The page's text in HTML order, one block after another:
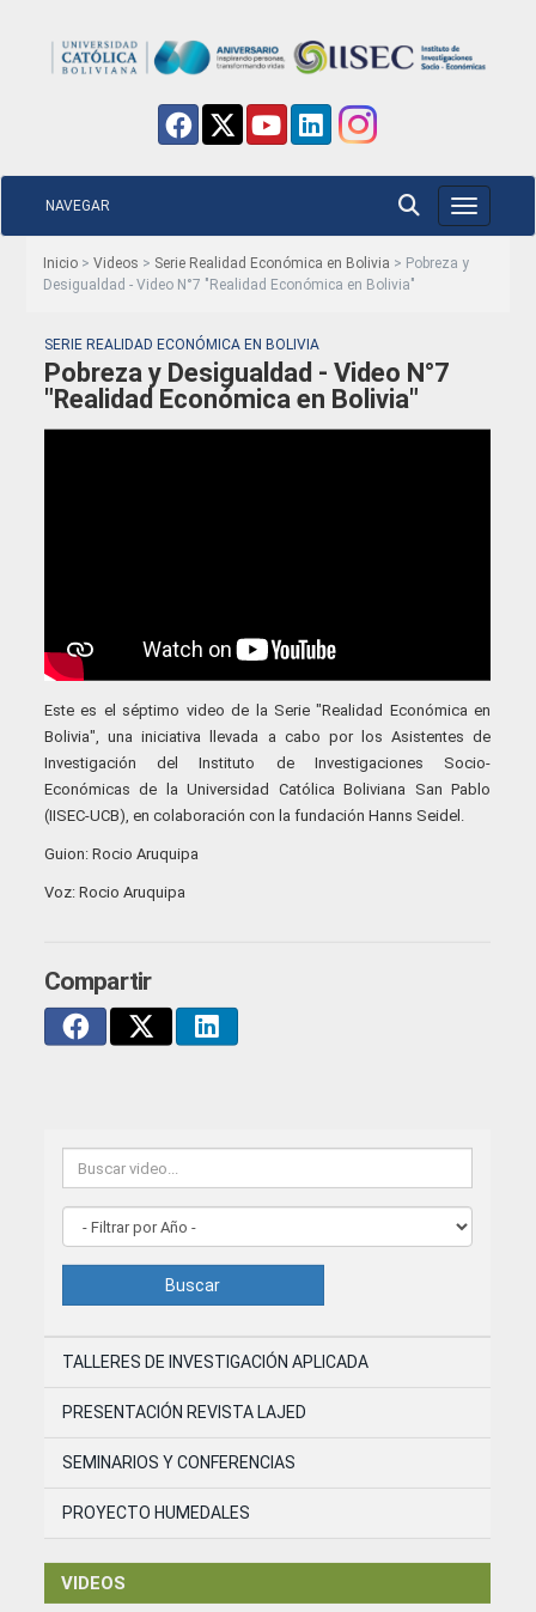
Toggle
NAVEGAR
Inicio >Videos > Serie Realidad Económica en Bolivia > Pobreza y
Desigualdad - Video N°7 "Realidad Económica en Bolivia"
Buscar
TALLERES DE INVESTIGACIÓN APLICADA
PRESENTACIÓN REVISTA LAJED
SEMINARIOS Y CONFERENCIAS
PROYECTO HUMEDALES
VIDEOS
SERIE REALIDAD ECONÓMICA EN BOLIVIA
Pobreza y Desigualdad - Video N°7
"Realidad Económica en Bolivia"
Este es el séptimo video de la Serie "Realidad Económica en
Bolivia", una iniciativa llevada a cabo por los Asistentes de
Investigación del Instituto de Investigaciones Socio-
Económicas de la Universidad Católica Boliviana San Pablo
(IISEC-UCB), en colaboración con la fundación Hanns Seidel.
Guion: Rocio Aruquipa
Voz: Rocio Aruquipa
Compartir